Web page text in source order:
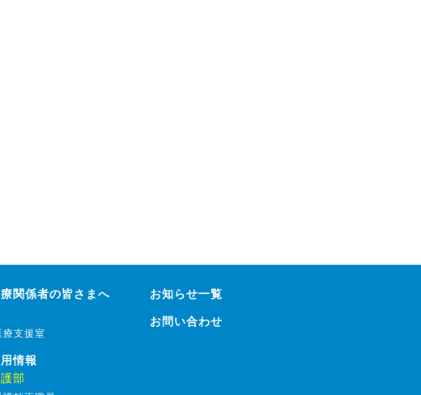
療関係者の皆さまへ
療支援室
情報
部
お知らせ一覧
お問い合わせ